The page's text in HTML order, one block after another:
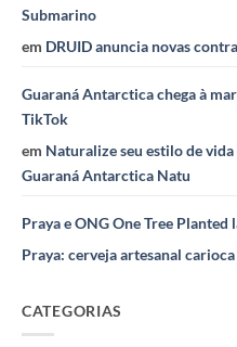
Submarino
em DRUID anuncia novas
Guaraná Antarctica chega à
TikTok
em Naturalize seu estilo de
Guaraná Antarctica Natu
Praya e ONG One Tree
Praya: cerveja artesanal
CATEGORIAS